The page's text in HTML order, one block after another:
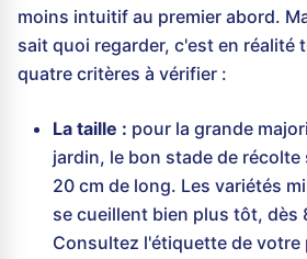
moins intuitif au premier abord.
sait quoi regarder, c'est en réalité
quatre critères à vérifier :
La taille : pour la grande
jardin, le bon stade de récolte
20 cm de long. Les variétés
se cueillent bien plus tôt, dès
Consultez l'étiquette de votre